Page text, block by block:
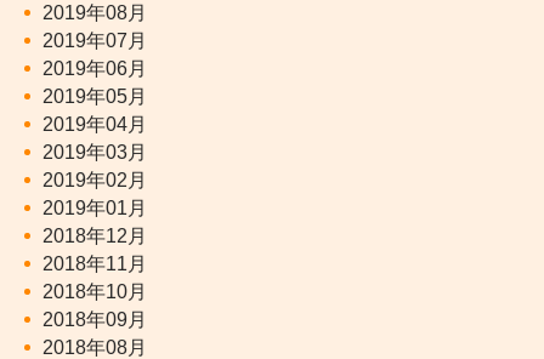
2019年08月
2019年07月
2019年06月
2019年05月
2019年04月
2019年03月
2019年02月
2019年01月
2018年12月
2018年11月
2018年10月
2018年09月
2018年08月